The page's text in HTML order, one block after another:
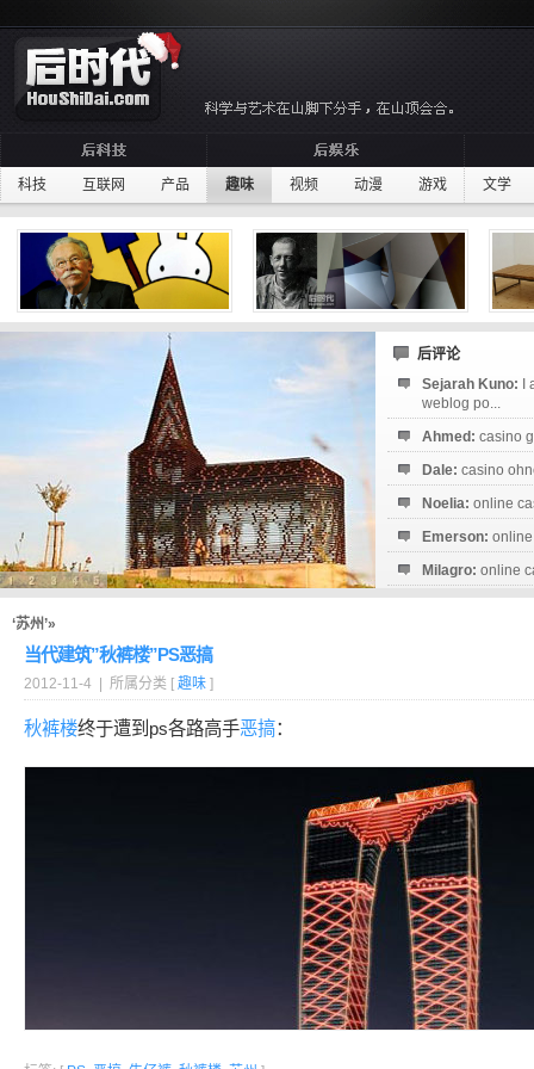
科技 互联网 产品 趣味 视频 动漫 游戏 文学
后评论
Sejarah Kuno:
weblog po...
Ahmed: casino
Dale: casino
Noelia: online
Emerson:
Milagro: online
‘苏州’»
当代建筑”秋裤楼”PS恶搞
2012-11-4 | 所属分类 [ 趣味 ]
秋裤楼终于遭到ps各路高手恶搞：